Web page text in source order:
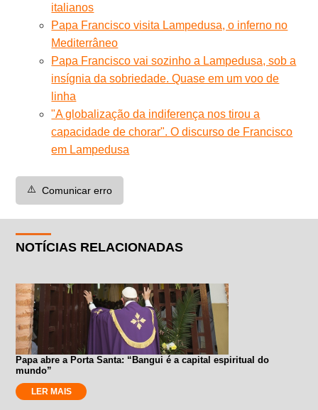
italianos
Papa Francisco visita Lampedusa, o inferno no
Mediterrâneo
Papa Francisco vai sozinho a Lampedusa, sob a
insígnia da sobriedade. Quase em um voo de
linha
"A globalização da indiferença nos tirou a
capacidade de chorar". O discurso de Francisco
em Lampedusa
⚠️ Comunicar erro
NOTÍCIAS RELACIONADAS
Papa abre a Porta Santa: “Bangui é a capital espiritual do
mundo”
LER MAIS